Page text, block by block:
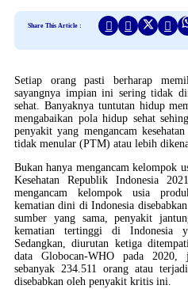
Share This Article :
Setiap orang pasti berharap
sayangnya impian ini sering tidak
sehat. Banyaknya tuntutan hidup
mengabaikan pola hidup sehat
penyakit yang mengancam
tidak menular (PTM) atau lebih
Bukan hanya mengancam kelompok
Kesehatan Republik Indonesia
mengancam kelompok usia
kematian dini di Indonesia
sumber yang sama, penyakit
kematian tertinggi di Indonesia
Sedangkan, diurutan ketiga
data Globocan-WHO pada 2020,
sebanyak 234.511 orang atau
disebabkan oleh penyakit kritis ini.